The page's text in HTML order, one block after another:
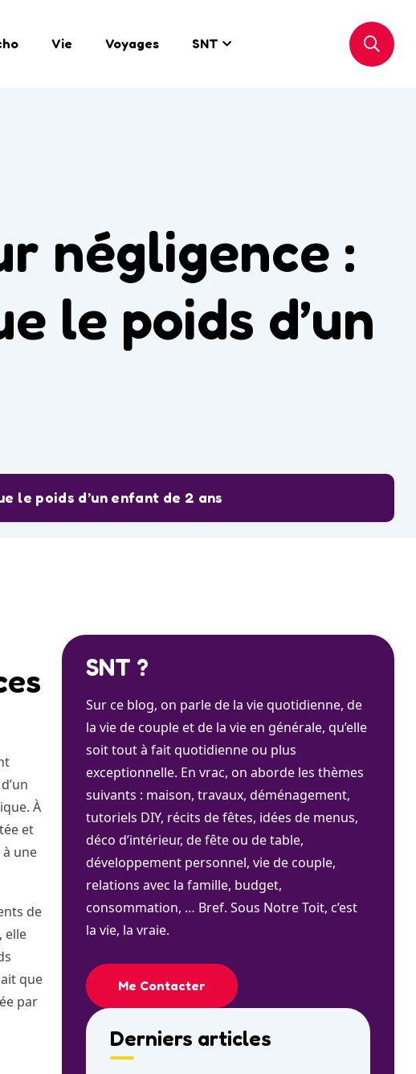
Vie Voyages SNT
négligence :
le poids d’un
le poids d’un enfant de 2 ans
d’un
À
et
une
de
elle
que
par
SNT ?
Sur ce blog, on parle de la vie quotidienne, de
la vie de couple et de la vie en générale, qu’elle
soit tout à fait quotidienne ou plus
exceptionnelle. En vrac, on aborde les thèmes
suivants : maison, travaux, déménagement,
tutoriels DIY, récits de fêtes, idées de menus,
déco d’intérieur, de fête ou de table,
développement personnel, vie de couple,
relations avec la famille, budget,
consommation, … Bref. Sous Notre Toit, c’est
la vie, la vraie.
Me Contacter
Derniers articles